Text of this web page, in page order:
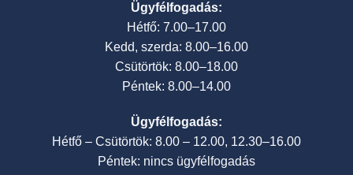
Ügyfélfogadás:
Hétfő: 7.00–17.00
Kedd, szerda: 8.00–16.00
Csütörtök: 8.00–18.00
Péntek: 8.00–14.00
Ügyfélfogadás:
Hétfő – Csütörtök: 8.00 – 12.00, 12.30–16.00
Péntek: nincs ügyfélfogadás